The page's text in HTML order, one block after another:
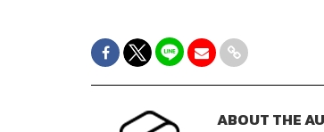
ABOUT THE